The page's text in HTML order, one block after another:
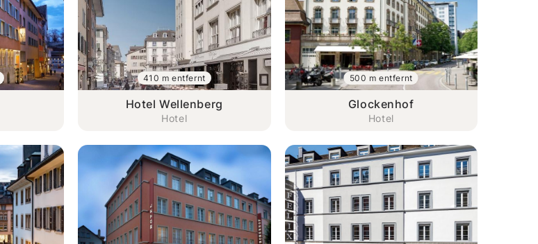
Hotel Wellenberg
Hotel
410 m entfernt
Glockenhof
Hotel
500 m entfernt